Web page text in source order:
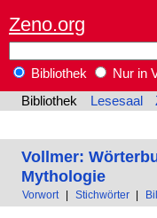
Zeno.org
Bibliothek
Nur in
Bibliothek
Lesesaal
Vollmer:
Mythologie
Vorwort Stichwörter